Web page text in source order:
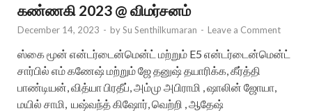
கண்ணகி 2023 @ விமர்சனம்
December 14, 2023 - bySu Senthilkumaran - Leave a Comment
ஸ்கை மூன் என்டர்டைன்மென்ட் மற்றும் E5 என்டர்டைன்மென்ட்
சார்பில் எம் கணேஷ் மற்றும் ஜே தனுஷ் தயாரிக்க, கீர்த்தி
பாண்டியன், வித்யா பிரதீப், அம்மு அபிராமி , ஷாலின் ஜோயா,
மயில் சாமி, யஷ்வந்த் கிஷோர், வெற்றி , ஆதேஷ்